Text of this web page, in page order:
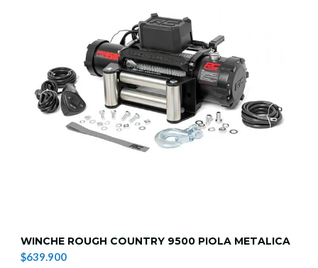
WINCHE ROUGH COUNTRY 9500 PIOLA METALICA
$639.900